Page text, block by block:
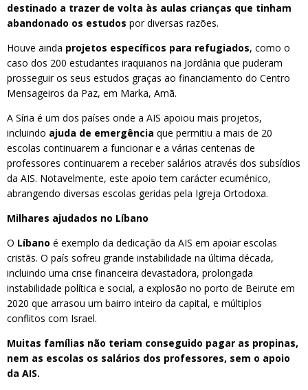
destinado a trazer de volta às aulas crianças que tinham
abandonado os estudos por diversas razões.
Houve ainda projetos específicos para refugiados, como o
caso dos 200 estudantes iraquianos na Jordânia que puderam
prosseguir os seus estudos graças ao financiamento do Centro
Mensageiros da Paz, em Marka, Amã.
A Síria é um dos países onde a AIS apoiou mais projetos,
incluindo ajuda de emergência que permitiu a mais de 20
escolas continuarem a funcionar e a várias centenas de
professores continuarem a receber salários através dos subsídios
da AIS. Notavelmente, este apoio tem carácter ecuménico,
abrangendo diversas escolas geridas pela Igreja Ortodoxa.
Milhares ajudados no Líbano
O Líbano é exemplo da dedicação da AIS em apoiar escolas
cristãs. O país sofreu grande instabilidade na última década,
incluindo uma crise financeira devastadora, prolongada
instabilidade política e social, a explosão no porto de Beirute em
2020 que arrasou um bairro inteiro da capital, e múltiplos
conflitos com Israel.
Muitas famílias não teriam conseguido pagar as propinas,
nem as escolas os salários dos professores, sem o apoio
da AIS.